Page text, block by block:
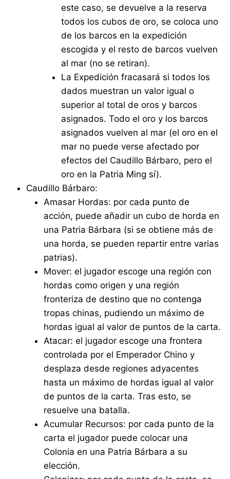
este caso, se devuelve a la reserva
todos los cubos de oro, se coloca uno
de los barcos en la expedición
escogida y el resto de barcos vuelven
al mar (no se retiran).
La Expedición fracasará si todos los
dados muestran un valor igual o
superior al total de oros y barcos
asignados. Todo el oro y los barcos
asignados vuelven al mar (el oro en el
mar no puede verse afectado por
efectos del Caudillo Bárbaro, pero el
oro en la Patria Ming sí).
Caudillo Bárbaro:
Amasar Hordas: por cada punto de
acción, puede añadir un cubo de horda en
una Patria Bárbara (si se obtiene más de
una horda, se pueden repartir entre varias
patrias).
Mover: el jugador escoge una región con
hordas como origen y una región
fronteriza de destino que no contenga
tropas chinas, pudiendo un máximo de
hordas igual al valor de puntos de la carta.
Atacar: el jugador escoge una frontera
controlada por el Emperador Chino y
desplaza desde regiones adyacentes
hasta un máximo de hordas igual al valor
de puntos de la carta. Tras esto, se
resuelve una batalla.
Acumular Recursos: por cada punto de la
carta el jugador puede colocar una
Colonia en una Patria Bárbara a su
elección.